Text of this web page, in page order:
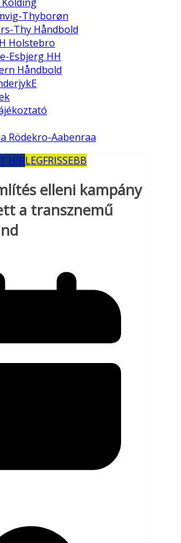
Thyborøn
Thy Håndbold
Holstebro
Esbjerg HH
Håndbold
Rödekro-Aabenraa
HÍRLEGFRISSEBB
elleni kampány
a transznemű